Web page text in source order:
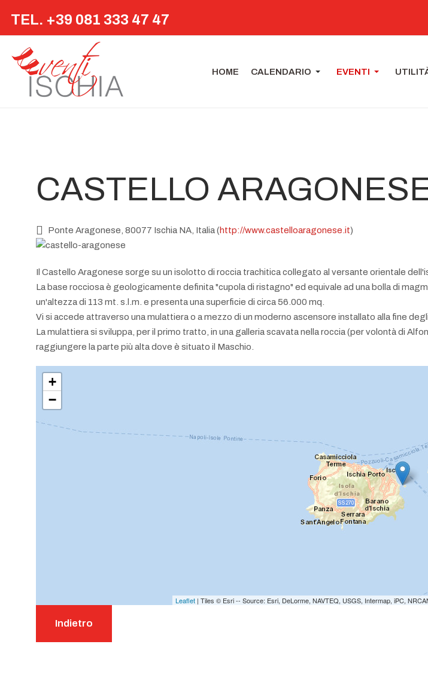
TEL. +39 081 333 47 47
HOME CALENDARIO EVENTI
CASTELLO
Ponte Aragonese, 80077 Ischia NA, Italia (http://www.castelloaragonese.it)
Il Castello Aragonese sorge su un isolotto di roccia trachitica collegato al versante orientale
La base rocciosa è geologicamente definita "cupola di ristagno" ed equivale ad una bolla di
un'altezza di 113 mt. s.l.m. e presenta una superficie di circa 56.000 mq.
Vi si accede attraverso una mulattiera o a mezzo di un moderno ascensore installato alla fine degli
La mulattiera si sviluppa, per il primo tratto, in una galleria scavata nella roccia (per volontà di
raggiungere la parte più alta dove è situato il Maschio.
+
−
Leaflet | Tiles © Esri -- Source: Esri, DeLorme, NAVTEQ, USGS, Intermap, iPC,
Indietro